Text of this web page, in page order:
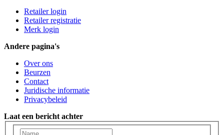
Retailer login
Retailer registratie
Merk login
Andere pagina's
Over ons
Beurzen
Contact
Juridische informatie
Privacybeleid
Laat een bericht achter